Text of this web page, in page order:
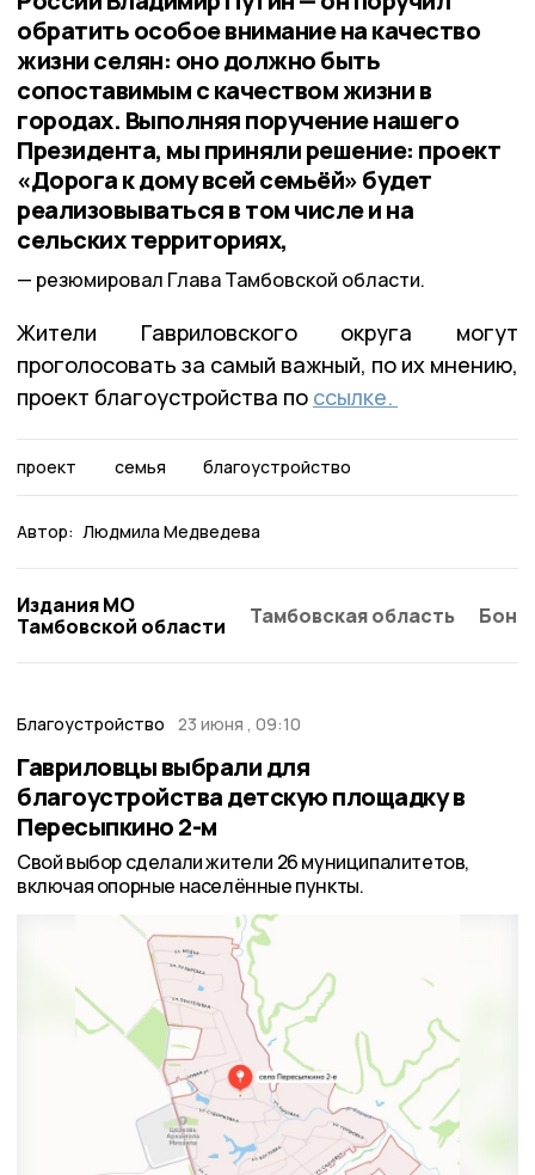
обратить особое внимание на качество
жизни селян: оно должно быть
сопоставимым с качеством жизни в
городах. Выполняя поручение нашего
Президента, мы приняли решение: проект
«Дорога к дому всей семьёй» будет
реализовываться в том числе и на
сельских территориях,
резюмировал Глава Тамбовской области.
Жители Гавриловского округа могут
проголосовать за самый важный, по их мнению,
проект благоустройства по ссылке.
проект семья благоустройство
Автор: Людмила Медведева
Издания МО
Тамбовской области
Тамбовская область
Благоустройство 23 июня , 09:10
Гавриловцы выбрали для
благоустройства детскую площадку в
Пересыпкино 2-м
Свой выбор сделали жители 26 муниципалитетов,
включая опорные населённые пункты.